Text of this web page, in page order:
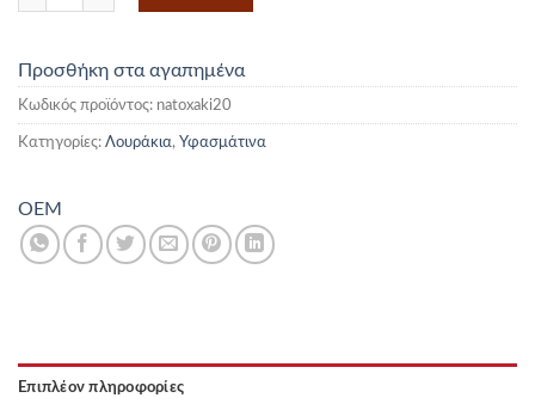
Προσθήκη στα αγαπημένα
Κωδικός προϊόντος: natoxaki20
Κατηγορίες: Λουράκια, Υφασμάτινα
OEM
Επιπλέον πληροφορίες